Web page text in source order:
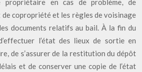
propriétaire en cas de problème, de
copropriété et les règles de voisinage
documents relatifs au bail. À la fin du
l’état des lieux de sortie en
de s’assurer de la restitution du dépôt
et de conserver une copie de l’état